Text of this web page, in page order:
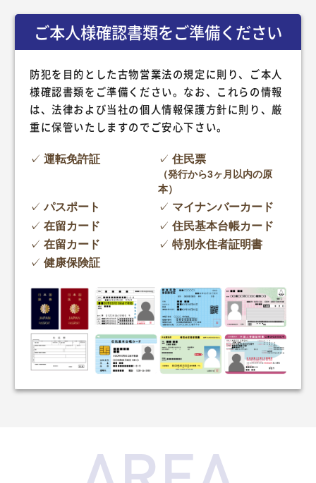
ご本人様確認書類をご準備ください
防犯を目的とした古物営業法の規定に則り、ご本人
様確認書類をご準備ください。なお、これらの情報
は、法律および当社の個人情報保護方針に則り、厳
重に保管いたしますのでご安心下さい。
運転免許証 住民票
（発行から3ヶ月以内の原
本）
パスポート
マイナンバーカード
在留カード
住民基本台帳カード
在留カード
特別永住者証明書
健康保険証